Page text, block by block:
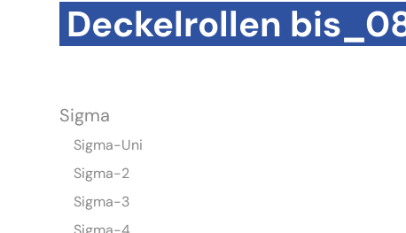
Deckelrollen
Sigma
Sigma-Uni
Sigma-2
Sigma-3